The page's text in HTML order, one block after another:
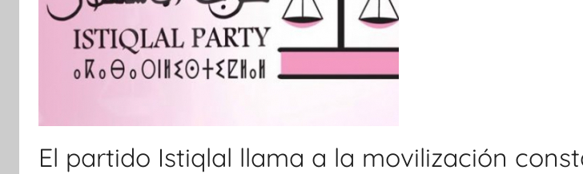
El partido Istiqlal llama a la movilización